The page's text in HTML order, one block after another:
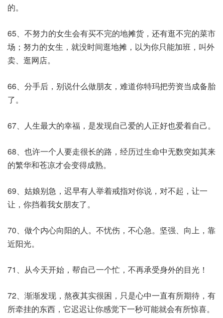
的。
65、不努力的女生会有买不完的地摊货，还有逛不完的菜市
场；努力的女生，就没时间逛地摊，以为你只能加班，叫外
卖、逛网店。
66、分手后，别说什么做朋友，难道你特玛把劳资当成备胎
了。
67、人生最大的幸福，是发现自己爱的人正好也爱着自己。
68、也许一个人要走很长的路，经历过生命中无数突如其来
的繁华和苍凉才会变得成熟。
69、姑娘别急，迟早有人举着戒指对你说，对不起，让一
让，你挡着我女朋友了。
70、做个内心向阳的人。不忧伤，不心急。坚强、向上，靠
近阳光。
71、从今天开始，帮自己一个忙，不再承受身外的目光！
72、渐渐发现，熬夜其实很困，只是心中一直有所期待，有
所牵挂的东西，它迟迟让你感觉下一秒可能就会有所惊喜。